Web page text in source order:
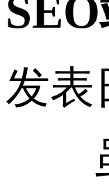
发表
虽